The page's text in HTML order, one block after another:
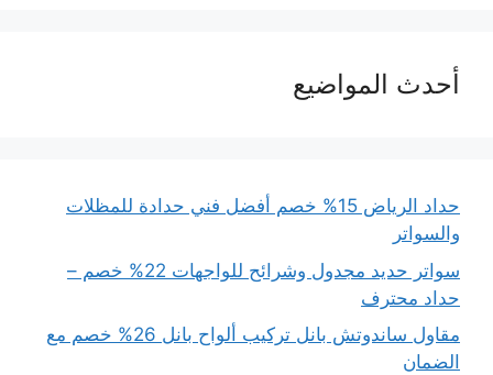
أحدث المواضيع
حداد الرياض 15% خصم أفضل فني حدادة للمظلات
والسواتر
سواتر حديد مجدول وشرائح للواجهات 22% خصم –
حداد محترف
مقاول ساندوتش بانل تركيب ألواح بانل 26% خصم مع
الضمان